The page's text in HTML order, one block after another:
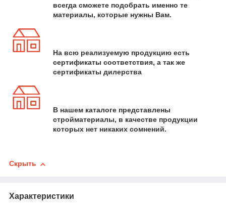
всегда сможете подобрать именно те
материалы, которые нужны Вам.
На всю реализуемую продукцию есть
сертификаты соответствия, а так же
сертификаты дилерства
В нашем каталоге представлены
стройматериалы, в качестве продукции
которых нет никаких сомнений.
Скрыть
Характеристики